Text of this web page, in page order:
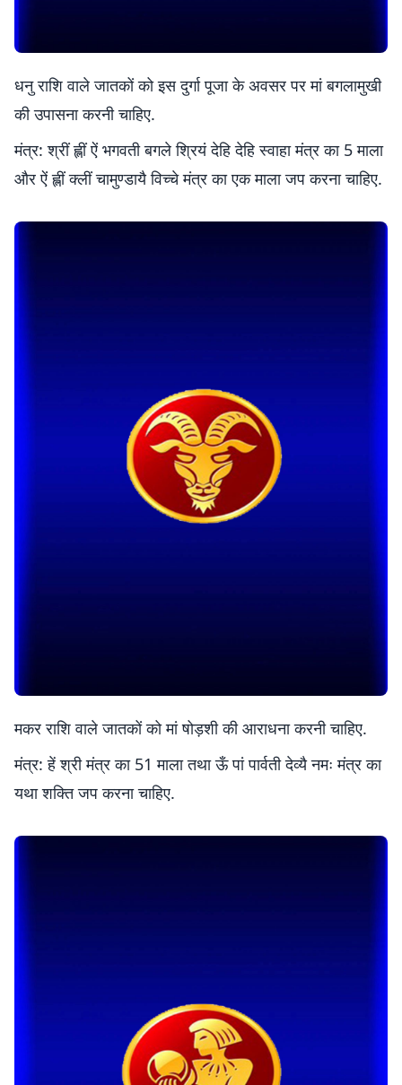
धनु राशि वाले जातकों को इस दुर्गा पूजा के अवसर पर मां बगलामुखी
की उपासना करनी चाहिए.
मंत्र: श्रीं ह्लीं ऐं भगवती बगले श्रियं देहि देहि स्वाहा मंत्र का 5 माला
और ऐं ह्लीं क्लीं चामुण्डायै विच्चे मंत्र का एक माला जप करना चाहिए.
मकर राशि वाले जातकों को मां षोड़शी की आराधना करनी चाहिए.
मंत्र: हें श्री मंत्र का 51 माला तथा ऊँ पां पार्वती देव्यै नमः मंत्र का
यथा शक्ति जप करना चाहिए.